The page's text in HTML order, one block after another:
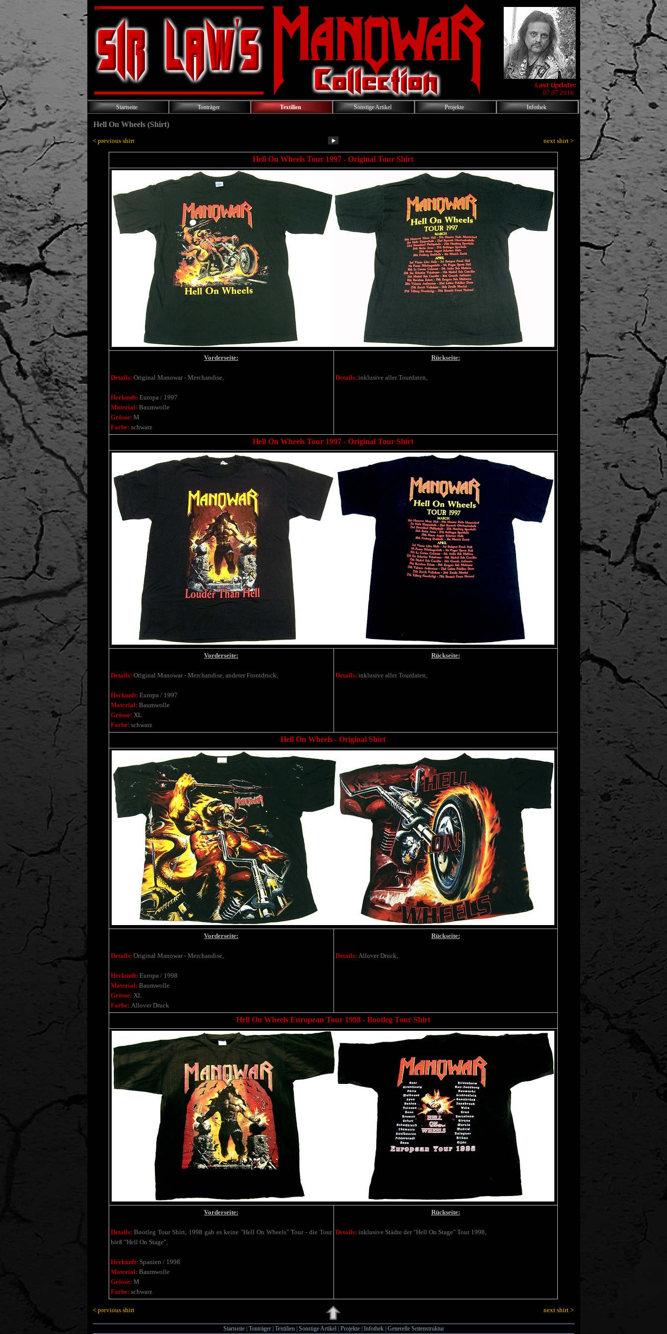
07.07.2016
Startseite Tonträger Textilien Sonstige Artikel Projekte Infothek
Hell On Wheels (Shirt)
< previous shirt next shirt >
Hell On Wheels Tour 1997 - Original Tour Shirt
Vorderseite:
Details: Original Manowar - Merchandise,
Herkunft: Europa / 1997
Material: Baumwolle
Grösse: M
Farbe: schwarz
Rückseite:
Details: inklusive aller Tourdaten,
Hell On Wheels Tour 1997 - Original Tour Shirt
Vorderseite:
Details: Original Manowar - Merchandise, anderer Frontdruck,
Herkunft: Europa / 1997
Material: Baumwolle
Grösse: XL
Farbe: schwarz
Rückseite:
Details: inklusive aller Tourdaten,
Hell On Wheels - Original Shirt
Vorderseite:
Details: Original Manowar - Merchandise,
Herkunft: Europa / 1998
Material: Baumwolle
Grösse: XL
Farbe: Allover Druck
Rückseite:
Details: Allover Druck,
Hell On Wheels European Tour 1998 - Bootleg Tour Shirt
Vorderseite:
Details: Bootleg Tour Shirt, 1998 gab es keine "Hell On Wheels" Tour - die Tour
hieß "Hell On Stage",
Herkunft: Spanien / 1998
Material: Baumwolle
Grösse: M
Farbe: schwarz
Rückseite:
Details: inklusive Städte der "Hell On Stage" Tour 1998,
< previous shirt next shirt >
Startseite| Tonträger| Textilien| Sonstige Artikel| Projekte| Infothek| Generelle Seitenstruktur